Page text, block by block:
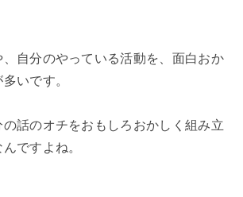
自分のやっている活動を、面白おか
いです。
話のオチをおもしろおかしく組み立
ですよね。